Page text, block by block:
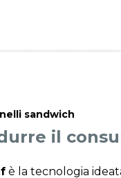
sandwich
il
è la tecnologia